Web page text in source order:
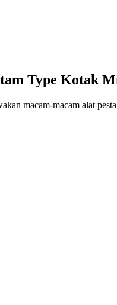
Type Kotak
macam-macam alat